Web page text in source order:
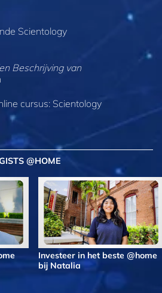
Scientology
Beschrijving van
cursus: Scientology
@HOME
Investeer in het beste @home
bij Natalia